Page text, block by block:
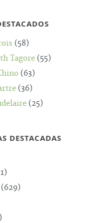
(58)
Tagore (55)
(63)
(36)
(25)
DESTACADAS
(629)